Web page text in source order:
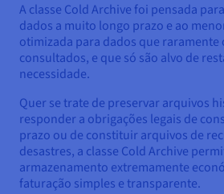
A classe Cold Archive foi pensada
dados a muito longo prazo e ao
otimizada para dados que raramente
consultados, e que só são alvo de
necessidade.
Quer se trate de preservar arquivos
responder a obrigações legais de
prazo ou de constituir arquivos de
desastres, a classe Cold Archive
armazenamento extremamente
faturação simples e transparente.